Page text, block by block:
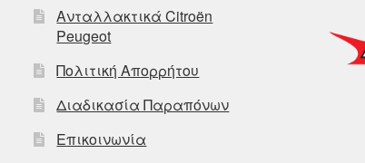
Ανταλλακτικά Citroën
Peugeot
Πολιτική Απορρήτου
Διαδικασία Παραπόνων
Επικοινωνία